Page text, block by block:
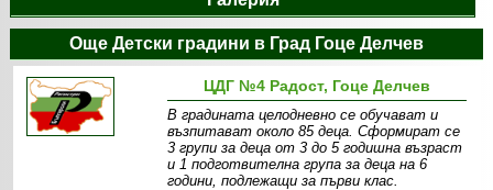
Още Детски градини в Град Гоце Делчев
ЦДГ №4 Радост, Гоце Делчев
В градината целодневно се обучават и
възпитават около 85 деца. Сформират се
3 групи за деца от 3 до 5 годишна възраст
и 1 подготвителна група за деца на 6
години, подлежащи за първи клас.